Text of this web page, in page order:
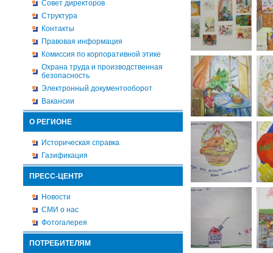
Совет директоров
Структура
Контакты
Правовая информация
Комиссия по корпоративной этике
Охрана труда и производственная
безопасность
Электронный документооборот
Вакансии
О РЕГИОНЕ
Историческая справка
Газификация
ПРЕСС-ЦЕНТР
Новости
СМИ о нас
Фотогалерея
ПОТРЕБИТЕЛЯМ